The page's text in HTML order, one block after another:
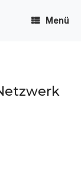
Menü